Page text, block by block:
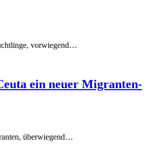
vorwiegend…
ein neuer Migranten-
überwiegend…